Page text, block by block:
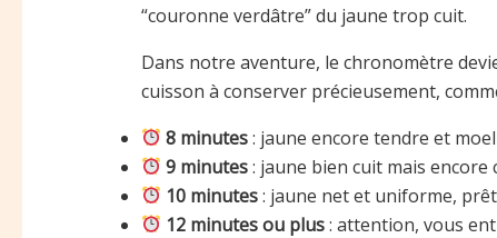
“couronne verdâtre” du jaune trop cuit.
Dans notre aventure, le chronomètre
cuisson à conserver précieusement,
8 minutes: jaune encore tendre et
9 minutes: jaune bien cuit mais encore
10 minutes: jaune net et uniforme,
12 minutes ou plus: attention, vous